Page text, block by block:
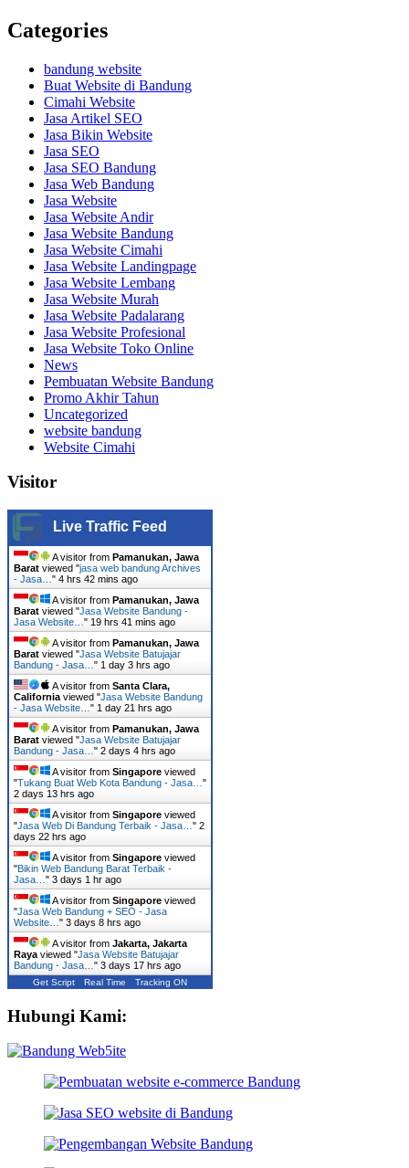
Categories
bandung website
Buat Website di Bandung
Cimahi Website
Jasa Artikel SEO
Jasa Bikin Website
Jasa SEO
Jasa SEO Bandung
Jasa Web Bandung
Jasa Website
Jasa Website Andir
Jasa Website Bandung
Jasa Website Cimahi
Jasa Website Landingpage
Jasa Website Lembang
Jasa Website Murah
Jasa Website Padalarang
Jasa Website Profesional
Jasa Website Toko Online
News
Pembuatan Website Bandung
Promo Akhir Tahun
Uncategorized
website bandung
Website Cimahi
Visitor
Live Traffic Feed
A visitor from Pamanukan, Jawa
Barat viewed "jasa web bandung Archives
- Jasa… " 4 hrs 42 mins ago
A visitor from Pamanukan, Jawa
Barat viewed "Jasa Website Bandung -
Jasa Website… " 19 hrs 41 mins ago
A visitor from Pamanukan, Jawa
Barat viewed "Jasa Website Batujajar
Bandung - Jasa… " 1 day 3 hrs ago
A visitor from Santa Clara,
California viewed "Jasa Website Bandung
- Jasa Website… " 1 day 21 hrs ago
A visitor from Pamanukan, Jawa
Barat viewed "Jasa Website Batujajar
Bandung - Jasa… " 2 days 4 hrs ago
A visitor from Singapore viewed
"Tukang Buat Web Kota Bandung - Jasa… "
2 days 13 hrs ago
A visitor from Singapore viewed
"Jasa Web Di Bandung Terbaik - Jasa… " 2
days 22 hrs ago
A visitor from Singapore viewed
"Bikin Web Bandung Barat Terbaik -
Jasa… " 3 days 1 hr ago
A visitor from Singapore viewed
"Jasa Web Bandung + SEO - Jasa
Website… " 3 days 8 hrs ago
A visitor from Jakarta, Jakarta
Raya viewed "Jasa Website Batujajar
Bandung - Jasa… " 3 days 17 hrs ago
Get Script Real Time Tracking ON
Hubungi Kami: